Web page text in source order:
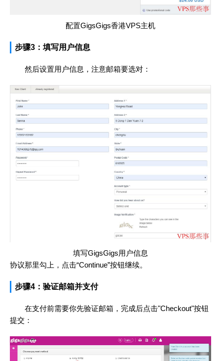
配置GigsGigs香港VPS主机
步骤3：填写用户信息
然后设置用户信息，注意邮箱要选对：
填写GigsGigs用户信息
协议那里勾上，点击“Continue”按钮继续。
步骤4：验证邮箱并支付
在支付前需要你先验证邮箱，完成后点击"Checkout"按钮
提交：